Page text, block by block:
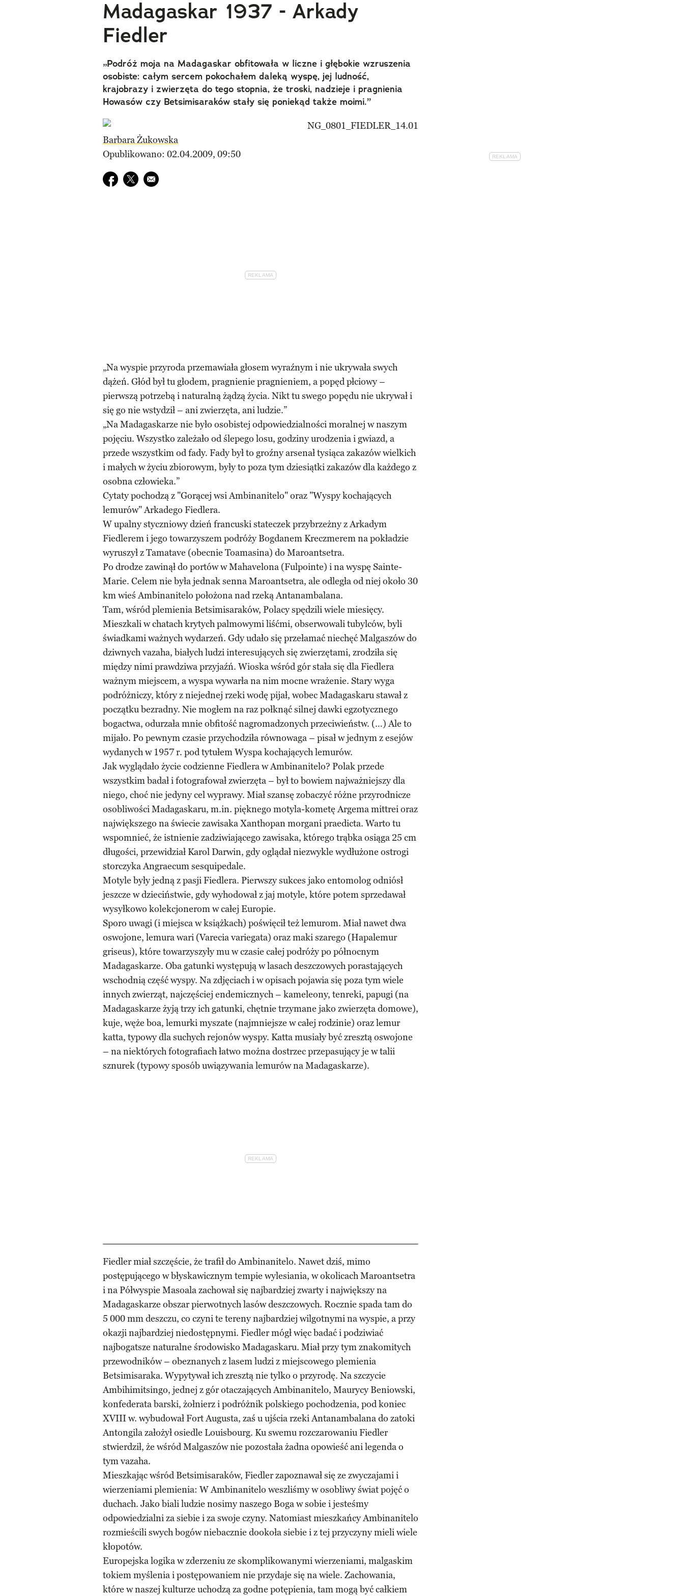
Madagaskar 1937 - Arkady
Fiedler
„Podróż moja na Madagaskar obfitowała w liczne i głębokie wzruszenia
osobiste: całym sercem pokochałem daleką wyspę, jej ludność,
krajobrazy i zwierzęta do tego stopnia, że troski, nadzieje i pragnienia
Howasów czy Betsimisaraków stały się poniekąd także moimi.”
Barbara Żukowska
Opublikowano: 02.04.2009, 09:50
Udostępnij na facebook
Udostępnij na twitter
E-mail do przyjaciela
„Na wyspie przyroda przemawiała głosem wyraźnym i nie ukrywała swych
dążeń. Głód był tu głodem, pragnienie pragnieniem, a popęd płciowy –
pierwszą potrzebą i naturalną żądzą życia. Nikt tu swego popędu nie ukrywał i
się go nie wstydził – ani zwierzęta, ani ludzie.”
„Na Madagaskarze nie było osobistej odpowiedzialności moralnej w naszym
pojęciu. Wszystko zależało od ślepego losu, godziny urodzenia i gwiazd, a
przede wszystkim od fady. Fady był to groźny arsenał tysiąca zakazów wielkich
i małych w życiu zbiorowym, były to poza tym dziesiątki zakazów dla każdego z
osobna człowieka.”
Cytaty pochodzą z "Gorącej wsi Ambinanitelo" oraz "Wyspy kochających
lemurów" Arkadego Fiedlera.
W upalny styczniowy dzień francuski stateczek przybrzeżny z Arkadym
Fiedlerem i jego towarzyszem podróży Bogdanem Kreczmerem na pokładzie
wyruszył z Tamatave (obecnie Toamasina) do Maroantsetra.
Po drodze zawinął do portów w Mahavelona (Fulpointe) i na wyspę Sainte-
Marie. Celem nie była jednak senna Maroantsetra, ale odległa od niej około 30
km wieś Ambinanitelo położona nad rzeką Antanambalana.
Tam, wśród plemienia Betsimisaraków, Polacy spędzili wiele miesięcy.
Mieszkali w chatach krytych palmowymi liśćmi, obserwowali tubylców, byli
świadkami ważnych wydarzeń. Gdy udało się przełamać niechęć Malgaszów do
dziwnych vazaha, białych ludzi interesujących się zwierzętami, zrodziła się
między nimi prawdziwa przyjaźń. Wioska wśród gór stała się dla Fiedlera
ważnym miejscem, a wyspa wywarła na nim mocne wrażenie. Stary wyga
podróżniczy, który z niejednej rzeki wodę pijał, wobec Madagaskaru stawał z
początku bezradny. Nie mogłem na raz połknąć silnej dawki egzotycznego
bogactwa, odurzała mnie obfitość nagromadzonych przeciwieństw. (…) Ale to
mijało. Po pewnym czasie przychodziła równowaga – pisał w jednym z esejów
wydanych w 1957 r. pod tytułem Wyspa kochających lemurów.
Jak wyglądało życie codzienne Fiedlera w Ambinanitelo? Polak przede
wszystkim badał i fotografował zwierzęta – był to bowiem najważniejszy dla
niego, choć nie jedyny cel wyprawy. Miał szansę zobaczyć różne przyrodnicze
osobliwości Madagaskaru, m.in. pięknego motyla-kometę Argema mittrei oraz
największego na świecie zawisaka Xanthopan morgani praedicta. Warto tu
wspomnieć, że istnienie zadziwiającego zawisaka, którego trąbka osiąga 25 cm
długości, przewidział Karol Darwin, gdy oglądał niezwykle wydłużone ostrogi
storczyka Angraecum sesquipedale.
Motyle były jedną z pasji Fiedlera. Pierwszy sukces jako entomolog odniósł
jeszcze w dzieciństwie, gdy wyhodował z jaj motyle, które potem sprzedawał
wysyłkowo kolekcjonerom w całej Europie.
Sporo uwagi (i miejsca w książkach) poświęcił też lemurom. Miał nawet dwa
oswojone, lemura wari (Varecia variegata) oraz maki szarego (Hapalemur
griseus), które towarzyszyły mu w czasie całej podróży po północnym
Madagaskarze. Oba gatunki występują w lasach deszczowych porastających
wschodnią część wyspy. Na zdjęciach i w opisach pojawia się poza tym wiele
innych zwierząt, najczęściej endemicznych – kameleony, tenreki, papugi (na
Madagaskarze żyją trzy ich gatunki, chętnie trzymane jako zwierzęta domowe),
kuje, węże boa, lemurki myszate (najmniejsze w całej rodzinie) oraz lemur
katta, typowy dla suchych rejonów wyspy. Katta musiały być zresztą oswojone
– na niektórych fotografiach łatwo można dostrzec przepasujący je w talii
sznurek (typowy sposób uwiązywania lemurów na Madagaskarze).
Fiedler miał szczęście, że trafił do Ambinanitelo. Nawet dziś, mimo
postępującego w błyskawicznym tempie wylesiania, w okolicach Maroantsetra
i na Półwyspie Masoala zachował się najbardziej zwarty i największy na
Madagaskarze obszar pierwotnych lasów deszczowych. Rocznie spada tam do
5 000 mm deszczu, co czyni te tereny najbardziej wilgotnymi na wyspie, a przy
okazji najbardziej niedostępnymi. Fiedler mógł więc badać i podziwiać
najbogatsze naturalne środowisko Madagaskaru. Miał przy tym znakomitych
przewodników – obeznanych z lasem ludzi z miejscowego plemienia
Betsimisaraka. Wypytywał ich zresztą nie tylko o przyrodę. Na szczycie
Ambihimitsingo, jednej z gór otaczających Ambinanitelo, Maurycy Beniowski,
konfederata barski, żołnierz i podróżnik polskiego pochodzenia, pod koniec
XVIII w. wybudował Fort Augusta, zaś u ujścia rzeki Antanambalana do zatoki
Antongila założył osiedle Louisbourg. Ku swemu rozczarowaniu Fiedler
stwierdził, że wśród Malgaszów nie pozostała żadna opowieść ani legenda o
tym vazaha.
Mieszkając wśród Betsimisaraków, Fiedler zapoznawał się ze zwyczajami i
wierzeniami plemienia: W Ambinanitelo weszliśmy w osobliwy świat pojęć o
duchach. Jako biali ludzie nosimy naszego Boga w sobie i jesteśmy
odpowiedzialni za siebie i za swoje czyny. Natomiast mieszkańcy Ambinanitelo
rozmieścili swych bogów niebacznie dookoła siebie i z tej przyczyny mieli wiele
kłopotów.
Europejska logika w zderzeniu ze skomplikowanymi wierzeniami, malgaskim
tokiem myślenia i postępowaniem nie przydaje się na wiele. Zachowania,
które w naszej kulturze uchodzą za godne potępienia, tam mogą być całkiem